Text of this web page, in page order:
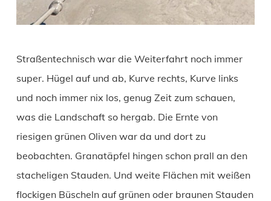
Straßentechnisch war die Weiterfahrt noch immer
super. Hügel auf und ab, Kurve rechts, Kurve links
und noch immer nix los, genug Zeit zum schauen,
was die Landschaft so hergab. Die Ernte von
riesigen grünen Oliven war da und dort zu
beobachten. Granatäpfel hingen schon prall an den
stacheligen Stauden. Und weite Flächen mit weißen
flockigen Büscheln auf grünen oder braunen Stauden